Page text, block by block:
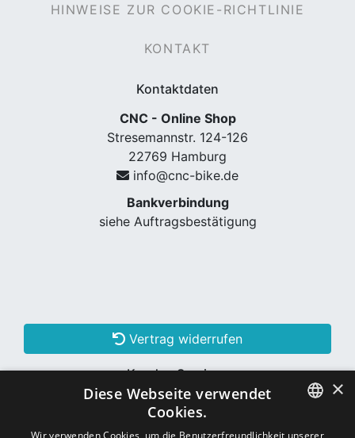
HINWEISE ZUR COOKIE-RICHTLINIE
KONTAKT
Kontaktdaten
CNC - Online Shop
Stresemannstr. 124-126
22769 Hamburg
info@cnc-bike.de
Bankverbindung
siehe Auftragsbestätigung
Vertrag widerrufen
Kunden Services
Konto erstellen
GERMAN
×
Diese Webseite verwendet
Cookies.
Wir verwenden Cookies, um die Benutzerfreundlichkeit unserer